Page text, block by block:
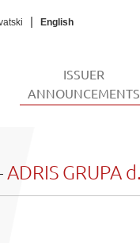
English
ISSUER
ANNOUNCEMENTS
ADRIS GRUPA